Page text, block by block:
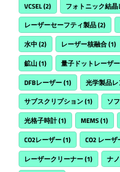
VCSEL(2) フォトニック結
レーザーセーフティ製品(2)
水中 (2) レーザー核融合(1)
鉱山 (1) 量子ドットレーザー
DFBレーザー(1) 光学製品
サブスクリプション(1) ソ
光格子時計(1) MEMS(1)
CO2レーザー(1) CO2 レーザ
レーザークリーナー(1) ナ